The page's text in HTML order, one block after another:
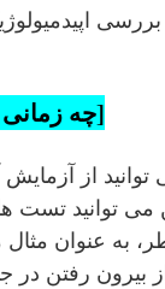
[چه زمانی
توانید از
می توانید تست
به عنوان
بیرون رفتن